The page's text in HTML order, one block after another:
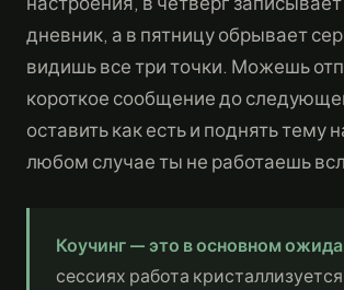
дневник, а в пятницу обрывает
видишь все три точки. Можешь
короткое сообщение до
оставить как есть и поднять тему
любом случае ты не работаешь
Коучинг — это в основном
сессиях работа